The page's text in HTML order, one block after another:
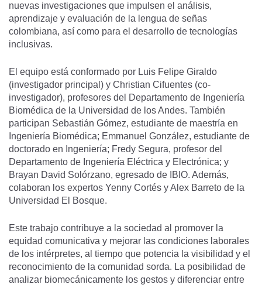
nuevas investigaciones que impulsen el análisis,
aprendizaje y evaluación de la lengua de señas
colombiana, así como para el desarrollo de tecnologías
inclusivas.
El equipo está conformado por Luis Felipe Giraldo
(investigador principal) y Christian Cifuentes (co-
investigador), profesores del Departamento de Ingeniería
Biomédica de la Universidad de los Andes. También
participan Sebastián Gómez, estudiante de maestría en
Ingeniería Biomédica; Emmanuel González, estudiante de
doctorado en Ingeniería; Fredy Segura, profesor del
Departamento de Ingeniería Eléctrica y Electrónica; y
Brayan David Solórzano, egresado de IBIO. Además,
colaboran los expertos Yenny Cortés y Alex Barreto de la
Universidad El Bosque.
Este trabajo contribuye a la sociedad al promover la
equidad comunicativa y mejorar las condiciones laborales
de los intérpretes, al tiempo que potencia la visibilidad y el
reconocimiento de la comunidad sorda. La posibilidad de
analizar biomecánicamente los gestos y diferenciar entre